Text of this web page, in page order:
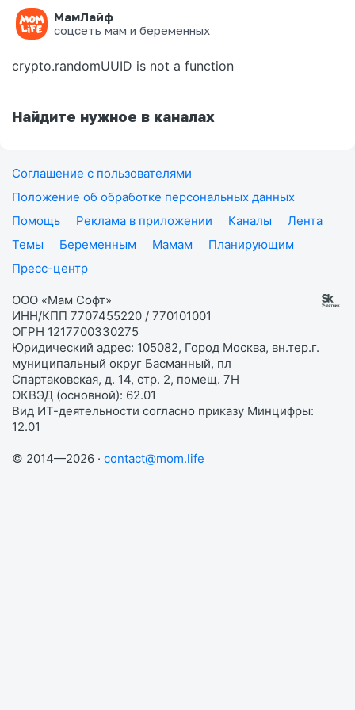
МамЛайф
соцсеть мам и беременных
Ошибка на странице
crypto.randomUUID is not a function
Найдите нужное в каналах
Соглашение с пользователями
Положение об обработке персональных данных
Помощь
Реклама в приложении Каналы
Лента
Темы
Беременным Мамам
Планирующим
Пресс-центр
ООО «Мам Софт»
ИНН/КПП 7707455220 / 770101001
ОГРН 1217700330275
Юридический адрес: 105082, Город Москва, вн.тер.г.
муниципальный округ Басманный, пл
Спартаковская, д. 14, стр. 2, помещ. 7Н
ОКВЭД (основной): 62.01
Вид ИТ-деятельности согласно приказу Минцифры:
12.01
© 2014—2026 · contact@mom.life